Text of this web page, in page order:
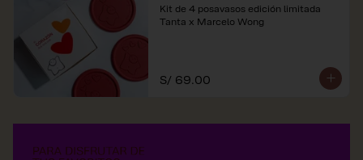
Kit de 4 posavasos edición limitada
Tanta x Marcelo Wong
S/ 69.00